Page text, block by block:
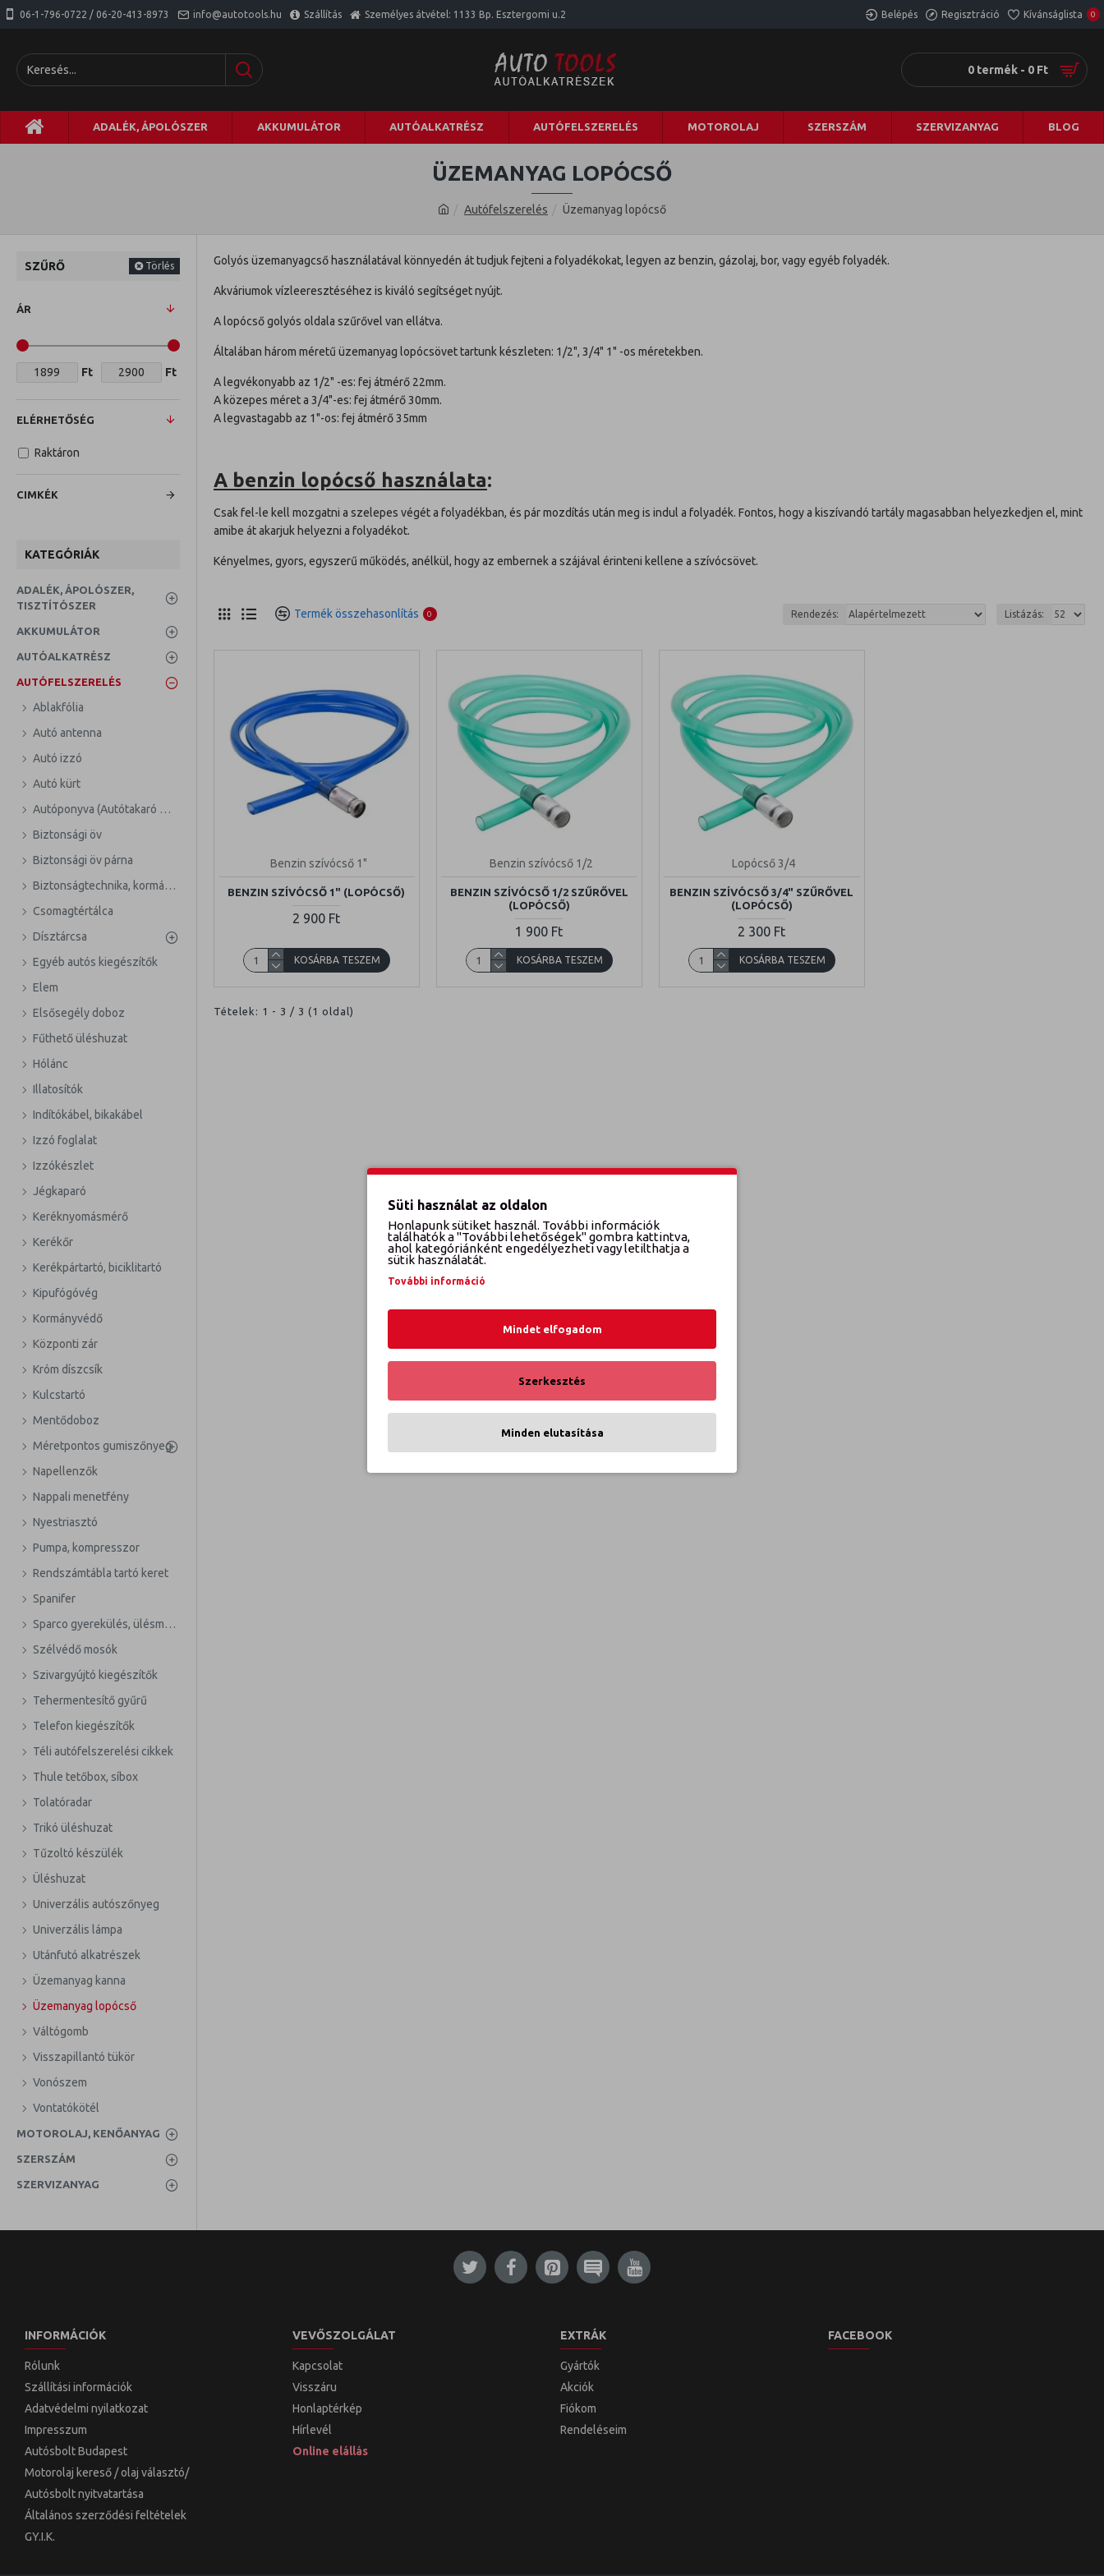
06-1-796-0722 / 06-20-413-8973 info@autotools.hu Szállítás Személyes átvétel: 1133 Bp. Esztergomi u.2 Belépés Regisztráció Kívánságlista 0
0 termék - 0 Ft
ADALÉK, ÁPOLÓSZER AKKUMULÁTOR AUTÓALKATRÉSZ AUTÓFELSZERELÉS MOTOROLAJ SZERSZÁM SZERVIZANYAG BLOG
Autófelszerelés Üzemanyag lopócső
ÜZEMANYAG LOPÓCSŐ
SZŰRŐ Törlés
ÁR
Ft Ft
CIMKÉK
ELÉRHETŐSÉG
Raktáron
KATEGÓRIÁK
ADALÉK, ÁPOLÓSZER,
TISZTÍTÓSZER
AKKUMULÁTOR
AUTÓALKATRÉSZ
AUTÓFELSZERELÉS
Ablakfólia
Autó antenna
Autó izzó
Autó kürt
Autóponyva (Autótakaró ponyva)
Biztonsági öv
Biztonsági öv párna
Biztonságtechnika, kormányzár
Csomagtértálca
Dísztárcsa
Egyéb autós kiegészítők
Elem
Elsősegély doboz
Fűthető üléshuzat
Hólánc
Illatosítók
Indítókábel, bikakábel
Izzó foglalat
Izzókészlet
Jégkaparó
Keréknyomásmérő
Kerékőr
Kerékpártartó, biciklitartó
Kipufógóvég
Kormányvédő
Központi zár
Króm díszcsík
Kulcstartó
Mentődoboz
Méretpontos gumiszőnyeg
Napellenzők
Nappali menetfény
Nyestriasztó
Pumpa, kompresszor
Rendszámtábla tartó keret
Spanifer
Sparco gyerekülés, ülésmagasító
Szélvédő mosók
Szivargyújtó kiegészítők
Tehermentesítő gyűrű
Telefon kiegészítők
Téli autófelszerelési cikkek
Thule tetőbox, síbox
Tolatóradar
Trikó üléshuzat
Tűzoltó készülék
Üléshuzat
Univerzális autószőnyeg
Univerzális lámpa
Utánfutó alkatrészek
Üzemanyag kanna
Üzemanyag lopócső
Váltógomb
Visszapillantó tükör
Vonószem
Vontatókötél
MOTOROLAJ, KENŐANYAG
SZERSZÁM
SZERVIZANYAG
Golyós üzemanyagcső használatával könnyedén át tudjuk fejteni a folyadékokat, legyen az benzin, gázolaj, bor, vagy egyéb folyadék.
Akváriumok vízleeresztéséhez is kiváló segítséget nyújt.
A lopócső golyós oldala szűrővel van ellátva.
Általában három méretű üzemanyag lopócsövet tartunk készleten: 1/2", 3/4" 1" -os méretekben.
A legvékonyabb az 1/2" -es: fej átmérő 22mm.
A közepes méret a 3/4"-es: fej átmérő 30mm.
A legvastagabb az 1"-os: fej átmérő 35mm
A benzin lopócső használata:
Csak fel-le kell mozgatni a szelepes végét a folyadékban, és pár mozdítás után meg is indul a folyadék. Fontos, hogy a kiszívandó tartály magasabban helyezkedjen el, mint
amibe át akarjuk helyezni a folyadékot.
Kényelmes, gyors, egyszerű működés, anélkül, hogy az embernek a szájával érinteni kellene a szívócsövet.
Termék összehasonlítás 0 Rendezés: Listázás:
Benzin szívócső 1"
BENZIN SZÍVÓCSŐ 1" (LOPÓCSŐ)
2 900 Ft
KOSÁRBA TESZEM
Benzin szívócső 1/2
BENZIN SZÍVÓCSŐ 1/2 SZŰRŐVEL
(LOPÓCSŐ)
1 900 Ft
KOSÁRBA TESZEM
Lopócső 3/4
BENZIN SZÍVÓCSŐ 3/4" SZŰRŐVEL
(LOPÓCSŐ)
2 300 Ft
KOSÁRBA TESZEM
Tételek: 1 - 3 / 3 (1 oldal)
INFORMÁCIÓK
Rólunk
Szállítási információk
Adatvédelmi nyilatkozat
Impresszum
Autósbolt Budapest
Motorolaj kereső / olaj választó/
Autósbolt nyitvatartása
Általános szerződési feltételek
GY.I.K.
VEVŐSZOLGÁLAT
Kapcsolat
Visszáru
Honlaptérkép
Hírlevél
Online elállás
EXTRÁK
Gyártók
Akciók
Fiókom
Rendeléseim
FACEBOOK
Süti használat az oldalon
Honlapunk sütiket használ. További információk
találhatók a "További lehetőségek" gombra kattintva,
ahol kategóriánként engedélyezheti vagy letilthatja a
sütik használatát.
További információ
Mindet elfogadom
Szerkesztés
Minden elutasítása